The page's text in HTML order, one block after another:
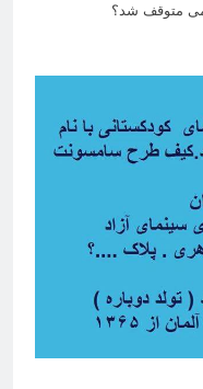
متوقف شد؟